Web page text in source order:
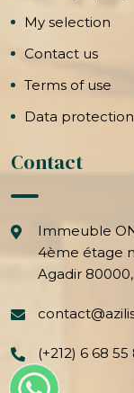
My selection
Contact us
Terms of use
Data
Contact
Immeuble
4ème étage
Agadir
(+212) 6 68